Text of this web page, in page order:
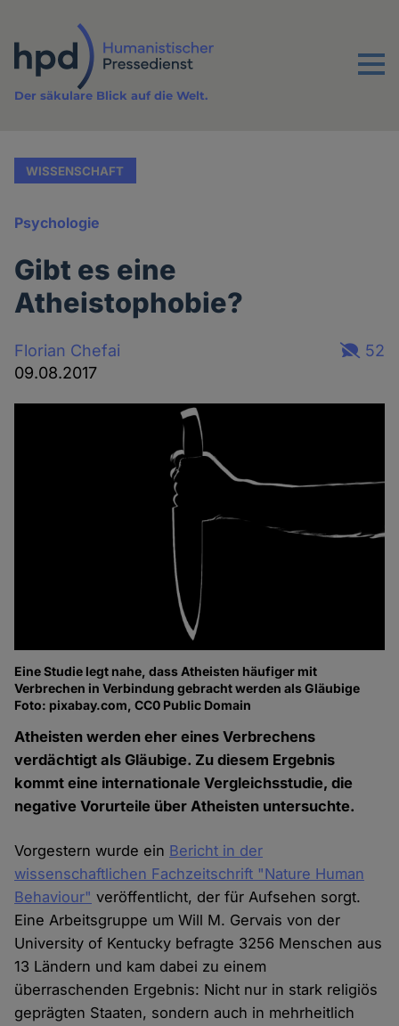
Inhalt
Menu
Der säkulare Blick auf die Welt.
WISSENSCHAFT
Psychologie
Gibt es eine
Atheistophobie?
Florian Chefai
09.08.2017
52
Eine Studie legt nahe, dass Atheisten häufiger mit
Verbrechen in Verbindung gebracht werden als Gläubige
Foto: pixabay.com, CC0 Public Domain
Atheisten werden eher eines Verbrechens
verdächtigt als Gläubige. Zu diesem Ergebnis
kommt eine internationale Vergleichsstudie, die
negative Vorurteile über Atheisten untersuchte.
Vorgestern wurde ein Bericht in der
wissenschaftlichen Fachzeitschrift "Nature Human
Behaviour" veröffentlicht, der für Aufsehen sorgt.
Eine Arbeitsgruppe um Will M. Gervais von der
University of Kentucky befragte 3256 Menschen aus
13 Ländern und kam dabei zu einem
überraschenden Ergebnis: Nicht nur in stark religiös
geprägten Staaten, sondern auch in mehrheitlich